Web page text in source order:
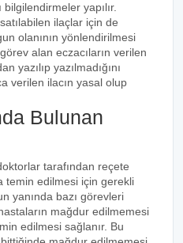
yapılır.
ilaçlar için de
olanının yönlendirilmesi
alan eczacıların verilen
yazılıp yazılmadığını
verilen ilacın yasal olup
Bulunan
tarafından reçete
temin edilmesi için gerekli
yanında bazı görevleri
mağdur edilmemesi
edilmesi sağlanır. Bu